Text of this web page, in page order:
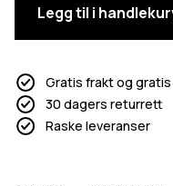
Legg til i
Gratis frakt og
30 dagers returrett
Raske leveranser